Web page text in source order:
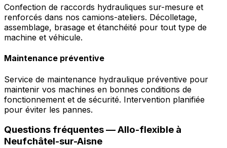
Confection de raccords hydrauliques sur-mesure et
renforcés dans nos camions-ateliers. Décolletage,
assemblage, brasage et étanchéité pour tout type de
machine et véhicule.
Maintenance préventive
Service de maintenance hydraulique préventive pour
maintenir vos machines en bonnes conditions de
fonctionnement et de sécurité. Intervention planifiée
pour éviter les pannes.
Questions fréquentes —Allo-flexible à
Neufchâtel-sur-Aisne